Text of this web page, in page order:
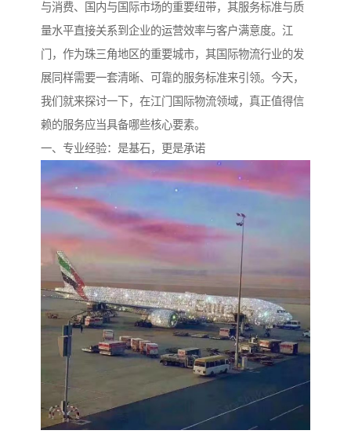
与消费、国内与国际市场的重要纽带，其服务标准与质
量水平直接关系到企业的运营效率与客户满意度。江
门，作为珠三角地区的重要城市，其国际物流行业的发
展同样需要一套清晰、可靠的服务标准来引领。今天，
我们就来探讨一下，在江门国际物流领域，真正值得信
赖的服务应当具备哪些核心要素。
一、专业经验：是基石，更是承诺